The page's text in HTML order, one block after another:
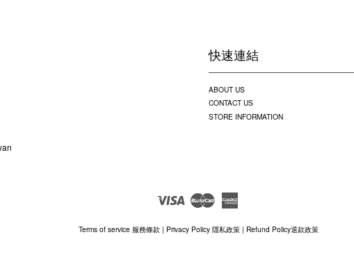
快速連結
ABOUT US
CONTACT US
STORE INFORMATION
Visa Master
Terms of service 服務條款| Privacy Policy 隱私政策| Refund Policy退款政策